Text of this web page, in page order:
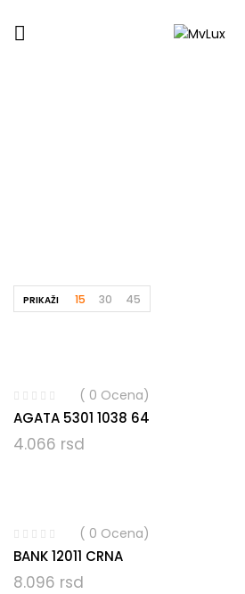
PRIKAŽI 15 30 45
( 0 Ocena)
AGATA 5301 1038 64
4.066 rsd
( 0 Ocena)
BANK 12011 CRNA
8.096 rsd